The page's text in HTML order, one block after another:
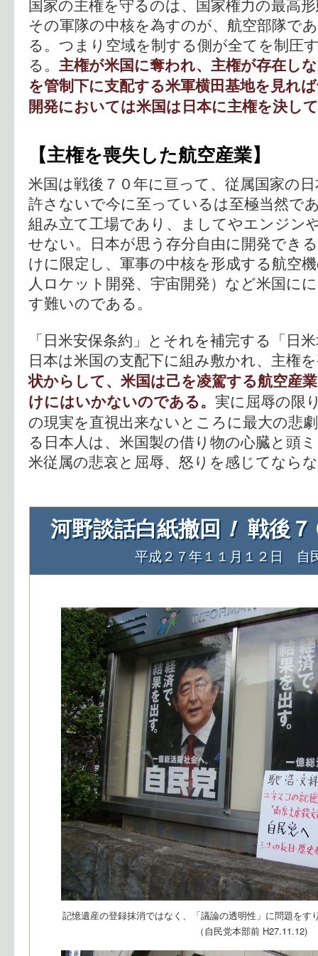
国家の主権を守るのは、国家権力の最高
その軍隊の中核を為すのが、航空部隊で
る。つまり空域を制する側が全てを制圧
る。 主権が米国に奪われ、主権が存在し
を管制下に支配する米軍横田基地を見れ
開発においては米国は日本に主権を決し
【主権を喪失した航空産業】
米国は戦後７０年に亘って、従属国家の
許さないで今に至っているは至極当然で
組み立て工場であり、ましてやエンジン
せない。日本が思う存分自由に開発でき
けに限定し、軍事の中核を形成する航空
人ロケット開発、宇宙開発）など米国に
す難いのである。
「日米安保条約」とそれを補完する「日
日本は米国の支配下に組み敷かれ、主権
状からして、米国は己を凌駕する航空産
けにはいかないのである。 実に屈辱の限
の現実を直視出来ないところに最大の悲
る日本人は、米国製の借り物の心臓と頭
米従属の悲哀と屈辱、怒りを感じてなら
河野談話白紙撤回 ！ 戦後
平成２７年１１月１２日 自
記憶遺産の登録抹消ではなく、「議論の透明性」に問題をす
（自民党本部前 H27.11.12)